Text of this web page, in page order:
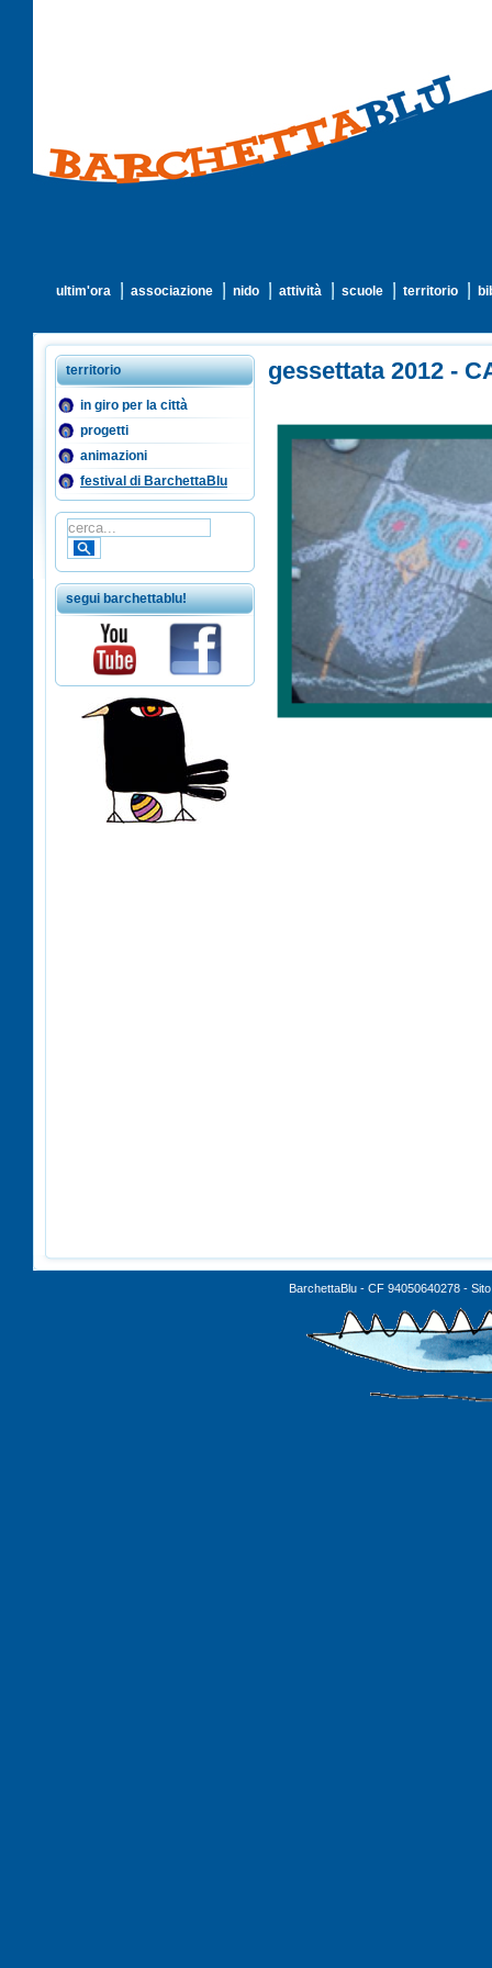
ultim'ora associazione nido attività scuole territorio
territorio
in giro per la città
progetti
animazioni
festival di BarchettaBlu
segui barchettablu!
gessettata 2012 -
BarchettaBlu - CF 94050640278 -